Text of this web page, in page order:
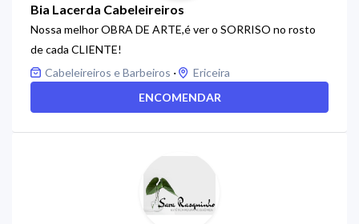
Bia Lacerda Cabeleireiros
Nossa melhor OBRA DE ARTE,é ver o SORRISO no rosto
de cada CLIENTE!
Cabeleireiros e Barbeiros ·
Ericeira
ENCOMENDAR